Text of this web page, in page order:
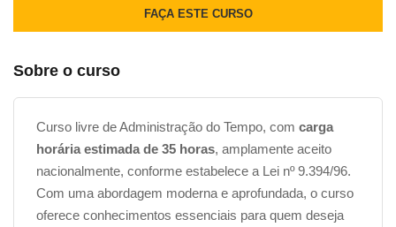
FAÇA ESTE CURSO
Sobre o curso
Curso livre de Administração do Tempo, com carga
horária estimada de 35 horas, amplamente aceito
nacionalmente, conforme estabelece a Lei nº 9.394/96.
Com uma abordagem moderna e aprofundada, o curso
oferece conhecimentos essenciais para quem deseja